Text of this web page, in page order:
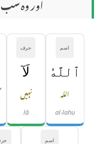
اسم
ٱللَّهُ
اللہ
al-lahu
حرف
لَآ
نہیں
lā
اسم